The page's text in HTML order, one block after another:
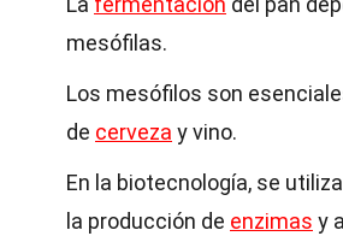
mesófilas.
Los mesófilos son
de cerveza y vino.
En la biotecnología, se
la producción de enzimas y